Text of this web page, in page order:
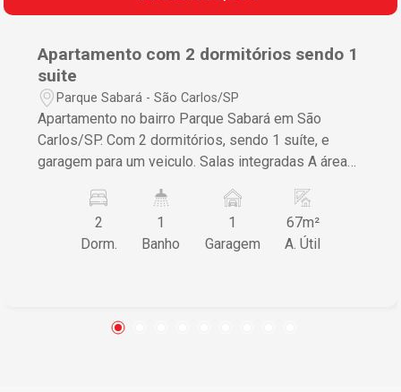
Apartamento com 2 dormitórios sendo 1
suite
Parque Sabará - São Carlos/SP
Apartamento no bairro Parque Sabará em São
Carlos/SP. Com 2 dormitórios, sendo 1 suíte, e
garagem para um veiculo. Salas integradas A área
mais informações, por favor, entrar em contato
2
Dorm.
1
Banho
1
Garagem
67m²
A. Útil